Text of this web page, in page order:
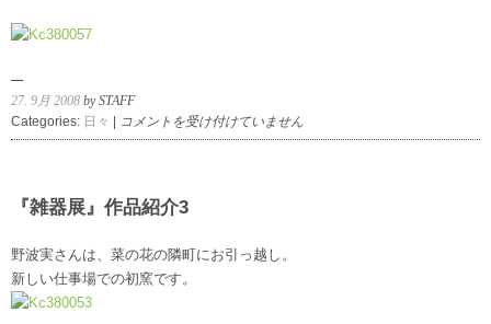
27. 9月 2008 by STAFF
Categories: 日々
『雑
器
品
介
は
コメントを受け付けていません
『雑器展』作品紹介3
野波実さんは、菜の花の隣町にお引っ越し。
新しい仕事場での初窯です。